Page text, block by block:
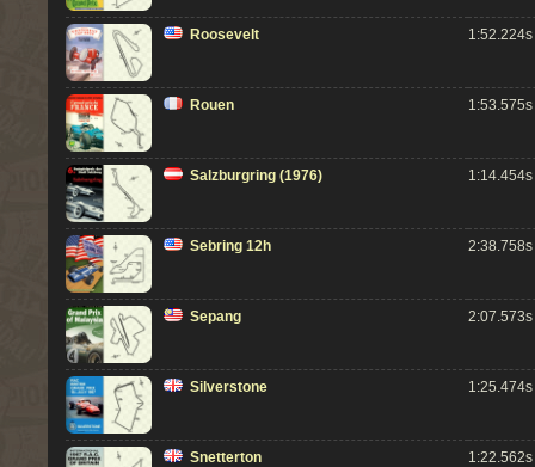
Roosevelt 1:52.224s
Rouen 1:53.575s
Salzburgring (1976) 1:14.454s
Sebring 12h 2:38.758s
Sepang 2:07.573s
Silverstone 1:25.474s
Snetterton 1:22.562s